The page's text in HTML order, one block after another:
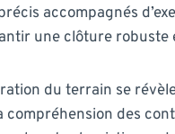
accompagnés
une clôture robuste
du terrain se
compréhension des